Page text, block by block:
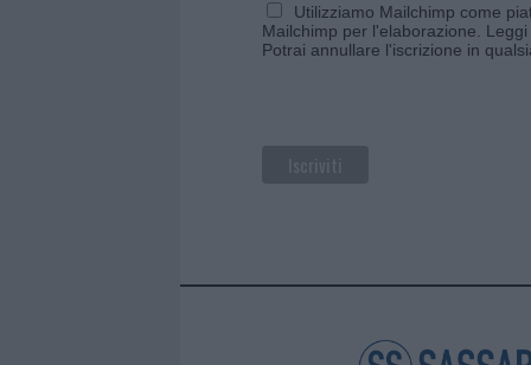
Utilizziamo Mailchimp come
Mailchimp per l'elaborazione.
Potrai annullare l'iscrizione in